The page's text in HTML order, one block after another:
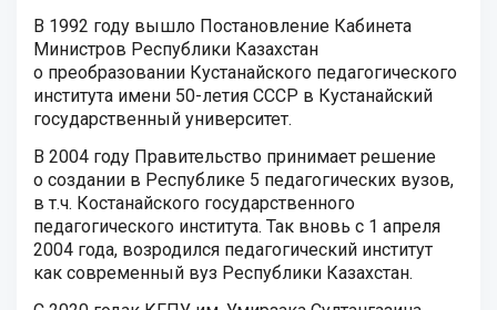
В 1992 году вышло Постановление Кабинета
Министров Республики Казахстан
о преобразовании Кустанайского педагогического
института имени 50-летия СССР в Кустанайский
государственный университет.
В 2004 году Правительство принимает решение
о создании в Республике 5 педагогических вузов,
в т.ч. Костанайского государственного
педагогического института. Так вновь с 1 апреля
2004 года, возродился педагогический институт
как современный вуз Республики Казахстан.